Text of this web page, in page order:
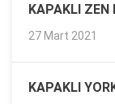
KAPAKLI ZEN
27 Mart 2021
KAPAKLI